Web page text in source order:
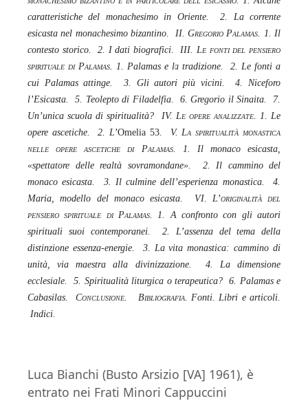
caratteristiche del monachesimo in Oriente. 2. La corrente
esicasta nel monachesimo bizantino. II. Gregorio Palamas. 1. Il
contesto storico. 2. I dati biografici. III. Le fonti del pensiero
spirituale di Palamas. 1. Palamas e la tradizione. 2. Le fonti a
cui Palamas attinge. 3. Gli autori più vicini. 4. Niceforo
l’Esicasta. 5. Teolepto di Filadelfia. 6. Gregorio il Sinaita. 7.
Un’unica scuola di spiritualità? IV. Le opere analizzate. 1. Le
opere ascetiche. 2. L’Omelia 53. V.La spiritualità monastica
nelle opere ascetiche di Palamas. 1. Il monaco esicasta,
«spettatore delle realtà sovramondane». 2. Il cammino del
monaco esicasta. 3. Il culmine dell’esperienza monastica. 4.
Maria, modello del monaco esicasta. VI. L’originalità del
pensiero spirituale di Palamas. 1. A confronto con gli autori
spirituali suoi contemporanei. 2. L’assenza del tema della
distinzione essenza-energie. 3. La vita monastica: cammino di
unità, via maestra alla divinizzazione. 4. La dimensione
ecclesiale. 5. Spiritualità liturgica o terapeutica? 6. Palamas e
Cabasilas. Conclusione. Bibliografia. Fonti. Libri e articoli.
Indici.
Luca Bianchi (Busto Arsizio [VA] 1961), è
entrato nei Frati Minori Cappuccini